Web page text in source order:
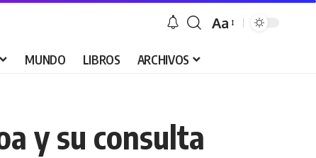
Font
Aa
MUNDO LIBROS ARCHIVOS
y su consulta